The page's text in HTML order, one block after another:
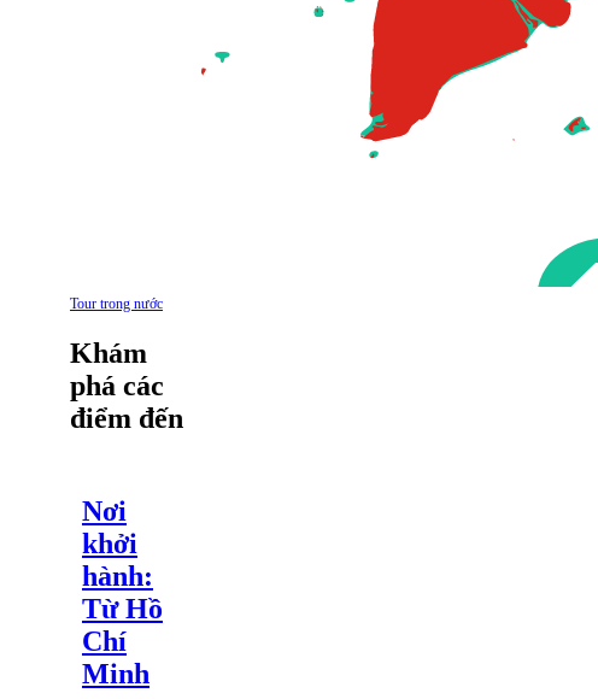
Tour trong nước
Khám
phá các
điểm đến
Nơi
khởi
hành:
Từ Hồ
Chí
Minh